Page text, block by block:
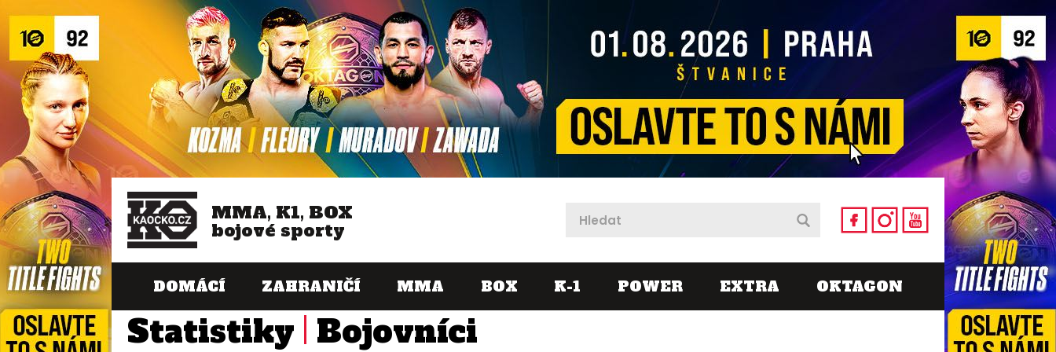
MMA, K1, BOX
bojové sporty
DOMÁCÍ ZAHRANIČÍ MMA BOX K-1 POWER EXTRA OKTAGON
Statistiky Bojovníci